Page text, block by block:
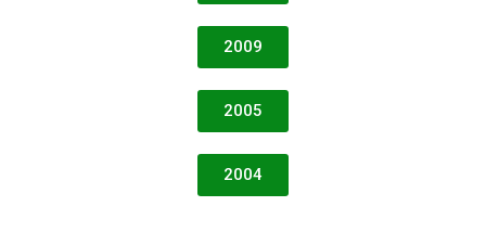
2009
2005
2004